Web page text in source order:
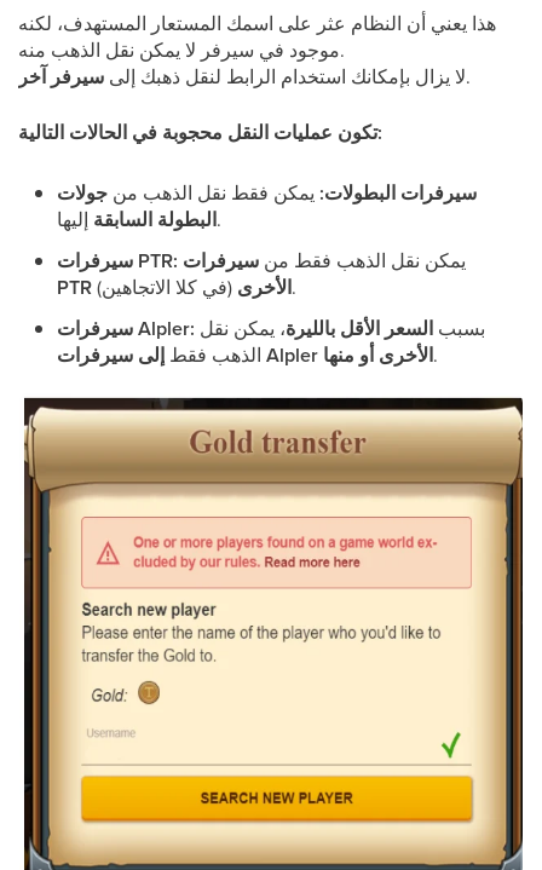
هذا يعني أن النظام عثر على اسمك المستعار المستهدف، لكنه
موجود في سيرفر لا يمكن نقل الذهب منه.
لا يزال بإمكانك استخدام الرابط لنقل ذهبك إلى سيرفر آخر .
تكون عمليات النقل محجوبة في الحالات التالية:
سيرفرات البطولات: يمكن فقط نقل الذهب من جولات
البطولة السابقةإليها.
سيرفرات PTR: يمكن نقل الذهب فقط من سيرفرات
PTR الأخرى(في كلا الاتجاهين).
سيرفرات Alpler: بسبب السعر الأقل بالليرة، يمكن نقل
الذهب فقط
إلى سيرفرات Alpler الأخرى أو منها.